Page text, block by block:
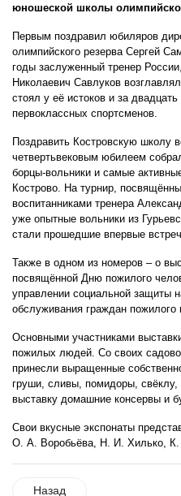
юношеской школы
Первым поздравил юбиляров
олимпийского резерва Сергей
годы заслуженный тренер
Николаевич Савлуков
стоял у её истоков и за
первоклассных спортсменов.
Поздравить Костровскую школу
четвертьвековым юбилеем
борцы-вольники и самые
Кострово. На турнир,
воспитанниками тренера
уже опытные вольники из
стали прошедшие впервые
Также в одном из номеров – о
посвящённой Дню пожилого
управлении социальной защиты
обслуживания граждан пожилого
Основными участниками
пожилых людей. Со своих
принесли выращенные
груши, сливы, помидоры,
выставку домашние консервы и
Свои вкусные экспонаты
О. А. Воробьёва, Н. И. Хилько, К.
Назад